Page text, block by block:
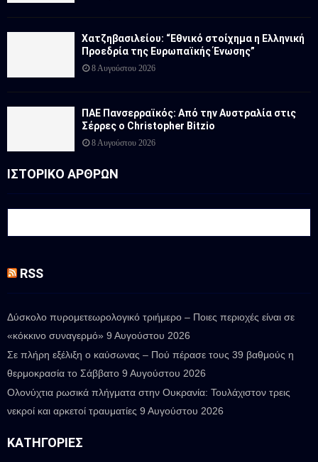
Χατζηβασιλείου: “Εθνικό στοίχημα η Ελληνική
Προεδρία της Ευρωπαϊκής Ένωσης”
8 Αυγούστου 2026
ΠΑΕ Πανσερραϊκός: Από την Αυστραλία στις
Σέρρες ο Christopher Bitzio
8 Αυγούστου 2026
ΙΣΤΟΡΙΚΟ ΑΡΘΡΩΝ
RSS
Δύσκολο πυρομετεωρολογικό τριήμερο – Ποιες περιοχές είναι σε
«κόκκινο συναγερμό» 9 Αυγούστου 2026
Σε πλήρη εξέλιξη ο καύσωνας – Πού πέρασε τους 39 βαθμούς η
θερμοκρασία το Σάββατο 9 Αυγούστου 2026
Ολονύχτια ρωσικά πλήγματα στην Ουκρανία: Τουλάχιστον τρεις
νεκροί και αρκετοί τραυματίες 9 Αυγούστου 2026
ΚΑΤΗΓΟΡΊΕΣ